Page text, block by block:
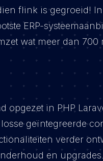
flink is gegroeid!
ERP-
wat meer dan
opgezet in PHP
geïntegreerde
verder
en